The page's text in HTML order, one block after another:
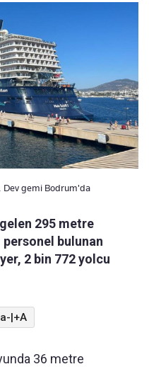
Dev gemi Bodrum'da
295 metre
bulunan
2 bin 772 yolcu
a-|+A
36 metre